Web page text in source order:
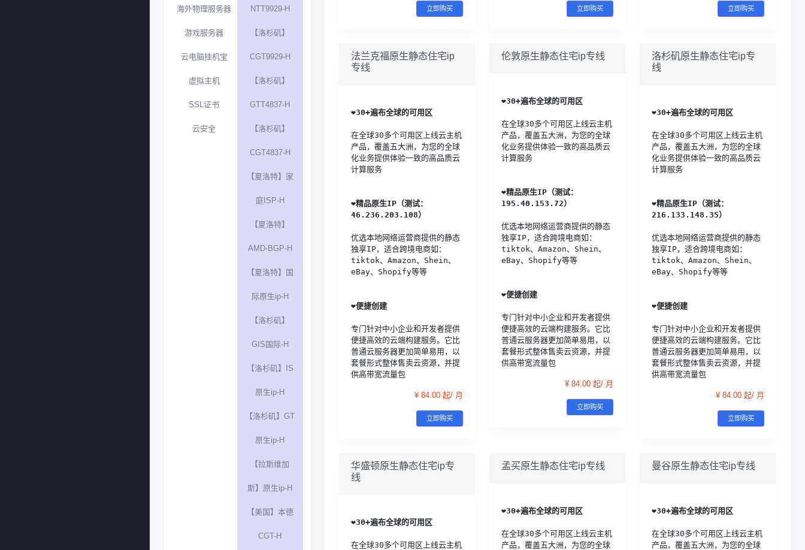
海外物理服务器
游戏服务器
云电脑挂机宝
虚拟主机
SSL证书
云安全
NTT9929-H
【洛杉矶】
CGT9929-H
【洛杉矶】
GTT4837-H
【洛杉矶】
CGT4837-H
【夏洛特】家
庭ISP-H
【夏洛特】
AMD-BGP-H
【夏洛特】国
际原生ip-H
【洛杉矶】
GIS国际-H
【洛杉矶】IS
原生ip-H
【洛杉矶】GT
原生ip-H
【拉斯维加
斯】原生ip-H
【美国】本德
CGT-H
立即购买 立即购买 立即购买
法兰克福原生静态住宅ip
专线
❤️30+遍布全球的可用区
在全球30多个可用区上线云主机
产品，覆盖五大洲，为您的全球
化业务提供体验一致的高品质云
计算服务
❤️精品原生IP（测试：
46.236.203.108）
优选本地网络运营商提供的静态
独享IP，适合跨境电商如：
tiktok、Amazon、Shein、
eBay、Shopify等等
❤️便捷创建
专门针对中小企业和开发者提供
便捷高效的云端构建服务。它比
普通云服务器更加简单易用，以
套餐形式整体售卖云资源，并提
供高带宽流量包
¥ 84.00 起/ 月
立即购买
伦敦原生静态住宅ip专线
❤️30+遍布全球的可用区
在全球30多个可用区上线云主机
产品，覆盖五大洲，为您的全球
化业务提供体验一致的高品质云
计算服务
❤️精品原生IP（测试：
195.40.153.72）
优选本地网络运营商提供的静态
独享IP，适合跨境电商如：
tiktok、Amazon、Shein、
eBay、Shopify等等
❤️便捷创建
专门针对中小企业和开发者提供
便捷高效的云端构建服务。它比
普通云服务器更加简单易用，以
套餐形式整体售卖云资源，并提
供高带宽流量包
¥ 84.00 起/ 月
立即购买
洛杉矶原生静态住宅ip专
线
❤️30+遍布全球的可用区
在全球30多个可用区上线云主机
产品，覆盖五大洲，为您的全球
化业务提供体验一致的高品质云
计算服务
❤️精品原生IP（测试：
216.133.148.35）
优选本地网络运营商提供的静态
独享IP，适合跨境电商如：
tiktok、Amazon、Shein、
eBay、Shopify等等
❤️便捷创建
专门针对中小企业和开发者提供
便捷高效的云端构建服务。它比
普通云服务器更加简单易用，以
套餐形式整体售卖云资源，并提
供高带宽流量包
¥ 84.00 起/ 月
立即购买
华盛顿原生静态住宅ip专
线
❤️30+遍布全球的可用区
在全球30多个可用区上线云主机
孟买原生静态住宅ip专线
❤️30+遍布全球的可用区
在全球30多个可用区上线云主机
产品，覆盖五大洲，为您的全球
曼谷原生静态住宅ip专线
❤️30+遍布全球的可用区
在全球30多个可用区上线云主机
产品，覆盖五大洲，为您的全球